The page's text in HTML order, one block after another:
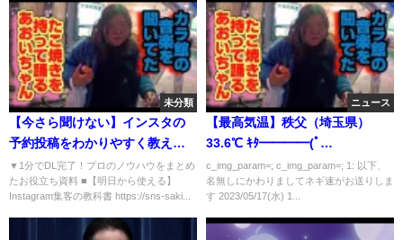
未分類
【今さら聞けない】インスタの
予約投稿をわかりやすく教えま
す！SAKIYOMI_Instagramマー
ケティング攻略
▼1分でDL完了！プロのノウハウをまとめ
たお役立ち資料 ■【明日から使える】
Instagram集客の教科書 https://sns-saki...
ニュース
【最高気温】秩父（埼玉県）
33.6℃ ｷﾀ━━━━(ﾟ
∀ﾟ)━━━━!!
c_img_param=; c_img_param=; 1: 以下、
名無しにかわりましてネギ速がお送りしま
す 2023/05/17(水) 1...